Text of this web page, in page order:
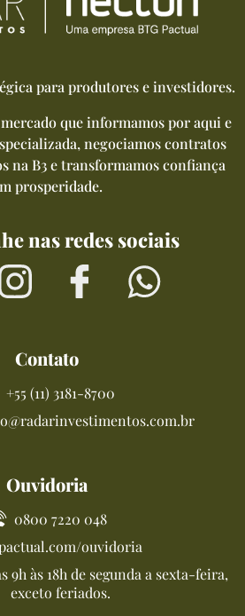
para produtores e investidores.
que informamos por aqui e
negociamos contratos
na B3 e transformamos confiança
prosperidade.
nas redes sociais
Contato
+55 (11) 3181-8700
Ouvidoria
0800 7220 048
ouvidoria
9h às 18h de segunda a sexta-feira,
exceto feriados.